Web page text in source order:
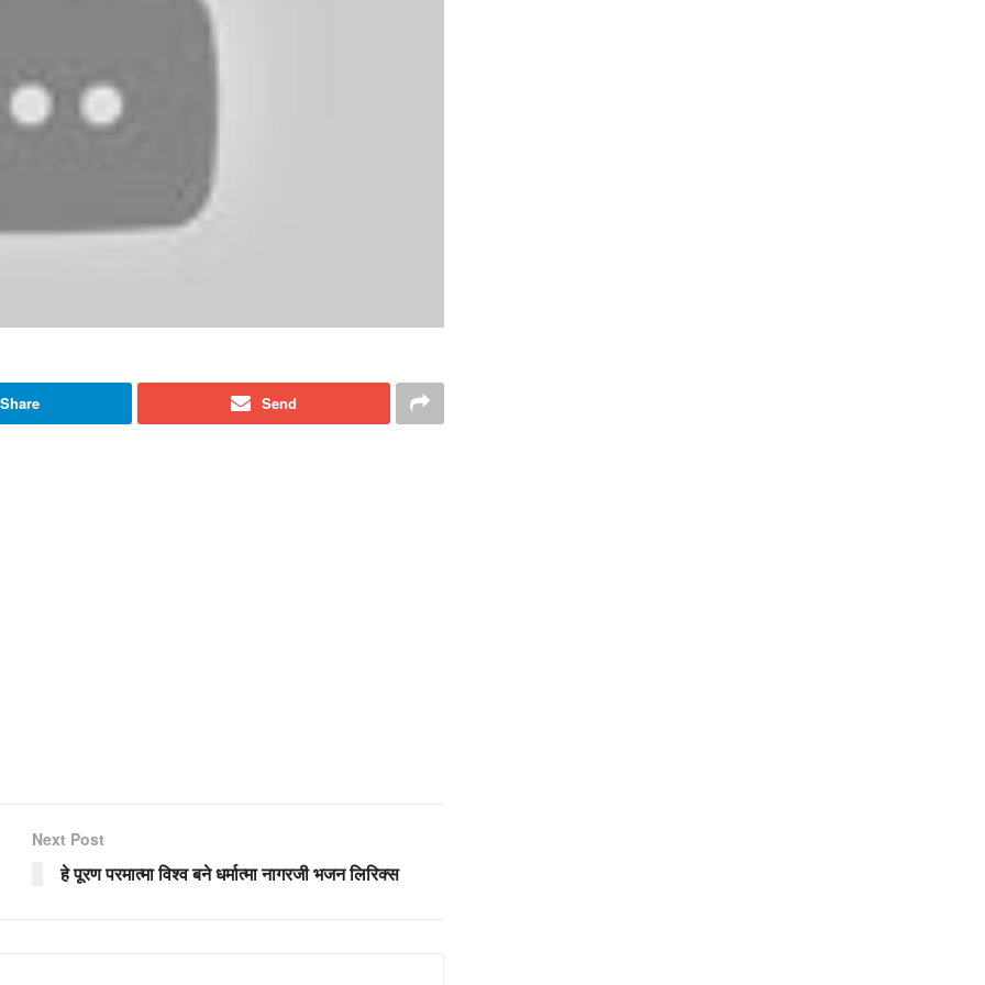
Share Send
Next Post
हे पूरण परमात्मा विश्व बने धर्मात्मा नागरजी भजन लिरिक्स